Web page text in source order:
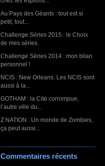
Au Pays des Géants : tout est si
petit, tout...
Challenge Séries 2015 : le Choix
de mes séries.
Challenge Séries 2014 : mon bilan
personnel !
NCIS : New Orleans. Les NCIS sont
aussi à la...
GOTHAM : la Cité corrompue,
l’autre ville du...
Z NATION : Un monde de Zombies,
ça peut aussi...
Commentaires récents